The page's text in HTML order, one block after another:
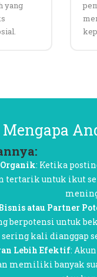
yang
Mengapa
: Ketika
tertarik untuk ikut
atau Partner
berpotensi untuk
kali dianggap
Lebih Efektif:
memiliki banyak